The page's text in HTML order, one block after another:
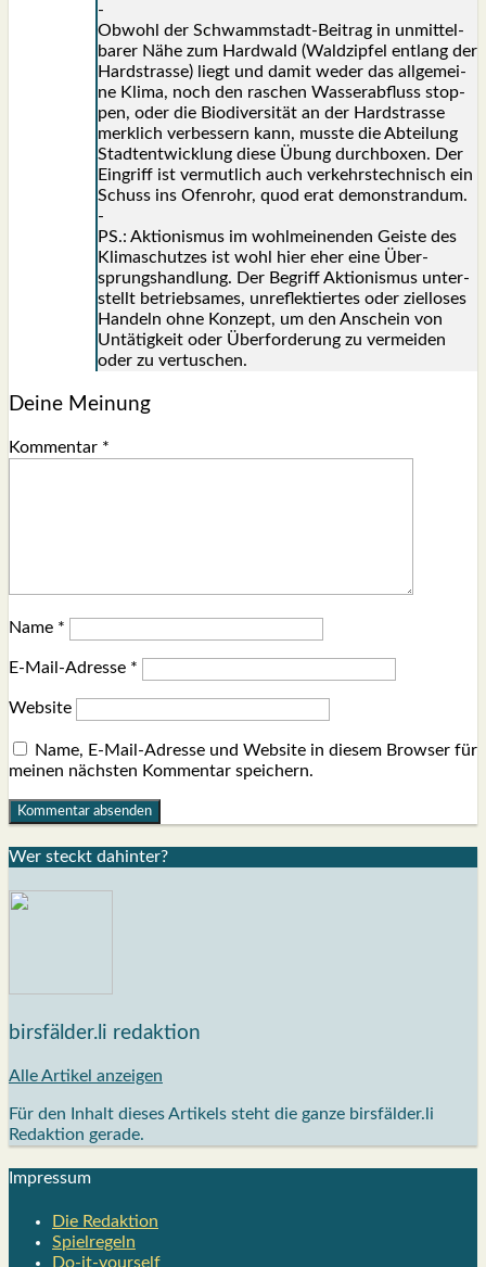
-
Obwohl der Schwamm­stadt-Bei­trag in unmit­tel­
ba­rer Nähe zum Hard­wald (Wald­zip­fel ent­lang der
Hard­stras­se) liegt und damit weder das all­ge­mei­
ne Kli­ma, noch den raschen Was­ser­ab­fluss stop­
pen, oder die Bio­di­ver­si­tät an der Hard­stras­se
merk­lich ver­bes­sern kann, muss­te die Abtei­lung
Stadt­ent­wick­lung die­se Übung durch­bo­xen. Der
Ein­griff ist ver­mut­lich auch ver­kehrs­tech­nisch ein
Schuss ins Ofen­rohr, quod erat demonstran­dum.
-
PS.: Aktio­nis­mus im wohl­mei­nen­den Geis­te des
Kli­ma­schut­zes ist wohl hier eher eine Über­
sprungs­hand­lung. Der Begriff Aktio­nis­mus unter­
stellt betrieb­sa­mes, unre­flek­tier­tes oder ziel­lo­ses
Han­deln ohne Kon­zept, um den Anschein von
Untä­tig­keit oder Über­for­de­rung zu ver­mei­den
oder zu ver­tu­schen.
Deine Meinung
Kommentar *
Name *
E-Mail-Adresse *
Website
Name, E-Mail-Adresse und Website in diesem Browser für
meinen nächsten Kommentar speichern.
Wer steckt dahin­ter?
birsfälder.li redaktion
Alle Artikel anzeigen
Für den Inhalt dieses Artikels steht die ganze birsfälder.li
Redaktion gerade.
Impres­sum
Die Redak­ti­on
Spiel­re­geln
Do-it-your­s­elf